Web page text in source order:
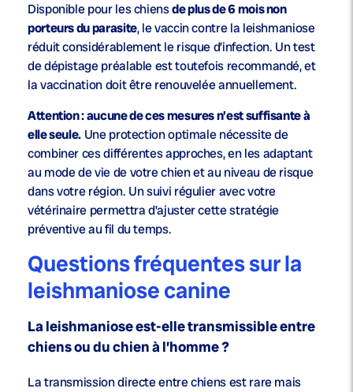
Disponible pour les chiensde plus de 6 mois non
porteurs du parasite, le vaccin contre la leishmaniose
réduit considérablement le risque d’infection. Un test
de dépistage préalable est toutefois recommandé, et
la vaccination doit être renouvelée annuellement.
Attention : aucune de ces mesures n’est suffisante à
elle seule. Une protection optimale nécessite de
combiner ces différentes approches, en les adaptant
au mode de vie de votre chien et au niveau de risque
dans votre région. Un suivi régulier avec votre
vétérinaire permettra d’ajuster cette stratégie
préventive au fil du temps.
Questions fréquentes sur la
leishmaniose canine
La leishmaniose est-elle transmissible entre
chiens ou du chien à l’homme ?
La transmission directe entre chiens estrare mais